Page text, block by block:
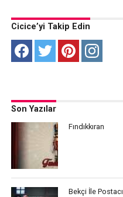
Cicice’yi Takip Edin
Son Yazılar
Fındıkkıran
Bekçi İle Postacı